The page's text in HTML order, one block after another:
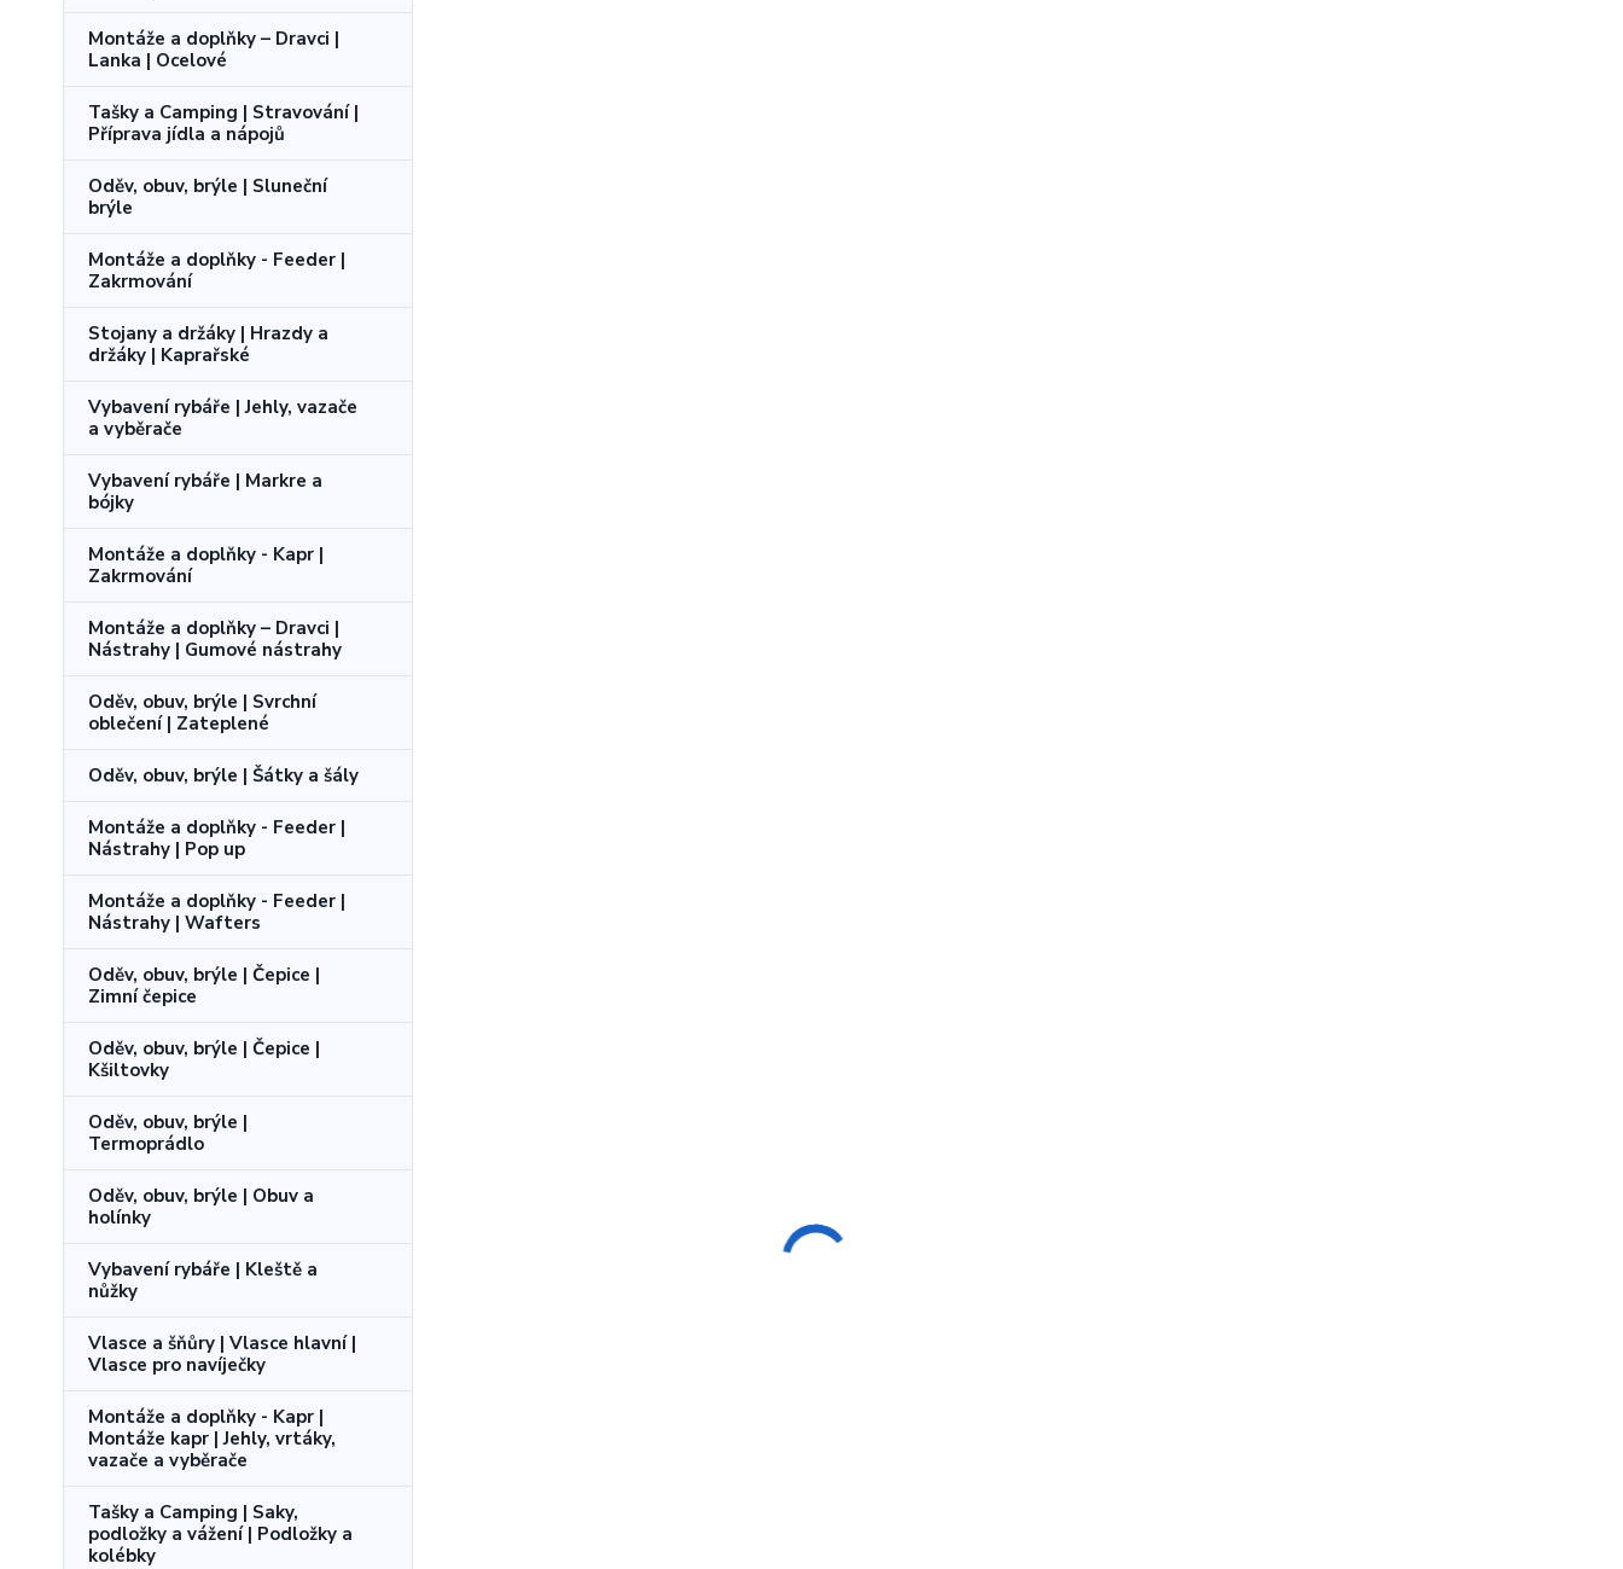
Montáže a doplňky – Dravci |
Lanka | Ocelové
Tašky a Camping | Stravování |
Příprava jídla a nápojů
Oděv, obuv, brýle | Sluneční
brýle
Montáže a doplňky - Feeder |
Zakrmování
Stojany a držáky | Hrazdy a
držáky | Kaprařské
Vybavení rybáře | Jehly, vazače
a vyběrače
Vybavení rybáře | Markre a
bójky
Montáže a doplňky - Kapr |
Zakrmování
Montáže a doplňky – Dravci |
Nástrahy | Gumové nástrahy
Oděv, obuv, brýle | Svrchní
oblečení | Zateplené
Oděv, obuv, brýle | Šátky a šály
Montáže a doplňky - Feeder |
Nástrahy | Pop up
Montáže a doplňky - Feeder |
Nástrahy | Wafters
Oděv, obuv, brýle | Čepice |
Zimní čepice
Oděv, obuv, brýle | Čepice |
Kšiltovky
Oděv, obuv, brýle |
Termoprádlo
Oděv, obuv, brýle | Obuv a
holínky
Vybavení rybáře | Kleště a
nůžky
Vlasce a šňůry | Vlasce hlavní |
Vlasce pro navíječky
Montáže a doplňky - Kapr |
Montáže kapr | Jehly, vrtáky,
vazače a vyběrače
Tašky a Camping | Saky,
podložky a vážení | Podložky a
kolébky